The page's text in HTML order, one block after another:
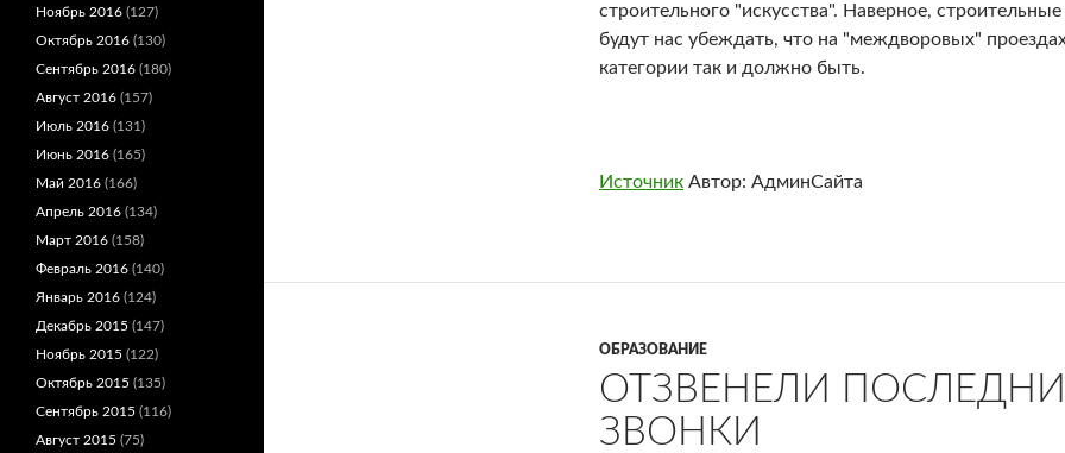
строительного "искусства". Наверное,
будут нас убеждать, что на "междворовых"
категории так и должно быть.
Источник Автор: АдминСайта
ОБРАЗОВАНИЕ
ОТЗВЕНЕЛИ
ЗВОНКИ
Ноябрь 2016 (127)
Октябрь 2016 (130)
Сентябрь 2016 (180)
Август 2016 (157)
Июль 2016 (131)
Июнь 2016 (165)
Май 2016 (166)
Апрель 2016 (134)
Март 2016 (158)
Февраль 2016 (140)
Январь 2016 (124)
Декабрь 2015 (147)
Ноябрь 2015 (122)
Октябрь 2015 (135)
Сентябрь 2015 (116)
Август 2015 (75)